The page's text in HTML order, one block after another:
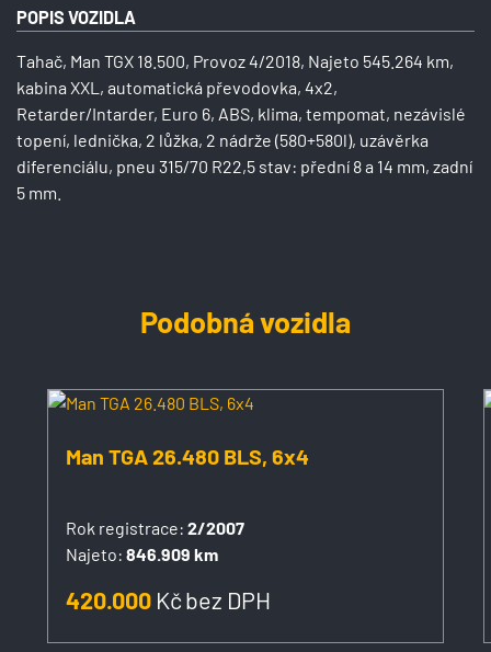
POPIS VOZIDLA
Tahač, Man TGX 18.500, Provoz 4/2018, Najeto 545.264 km,
kabina XXL, automatická převodovka, 4x2,
Retarder/Intarder, Euro 6, ABS, klima, tempomat, nezávislé
topení, lednička, 2 lůžka, 2 nádrže (580+580l), uzávěrka
diferenciálu, pneu 315/70 R22,5 stav: přední 8 a 14 mm, zadní
5 mm.
Podobná vozidla
Man TGA 26.480 BLS, 6x4
Rok registrace: 2/2007
Najeto: 846.909 km
420.000 Kčbez DPH